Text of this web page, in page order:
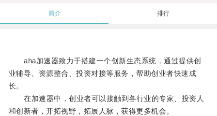
简介 排行
aha加速器致力于搭建一个创新生态系统，通过提供创
业辅导、资源整合、投资对接等服务，帮助创业者快速成
长。
在加速器中，创业者可以接触到各行业的专家、投资人
和创新者，开拓视野，拓展人脉，获得更多机会。